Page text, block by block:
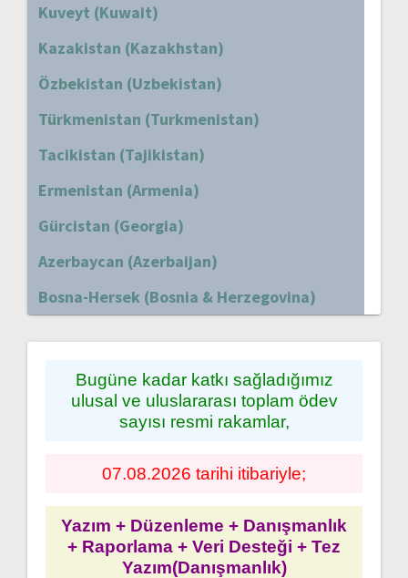
Kuveyt (Kuwait)
Kazakistan (Kazakhstan)
Özbekistan (Uzbekistan)
Türkmenistan (Turkmenistan)
Tacikistan (Tajikistan)
Ermenistan (Armenia)
Gürcistan (Georgia)
Azerbaycan (Azerbaijan)
Bosna-Hersek (Bosnia & Herzegovina)
Bugüne kadar katkı sağladığımız
ulusal ve uluslararası toplam ödev
sayısı resmi rakamlar,
07.08.2026 tarihi itibariyle;
Yazım + Düzenleme + Danışmanlık
+ Raporlama + Veri Desteği + Tez
Yazım(Danışmanlık)